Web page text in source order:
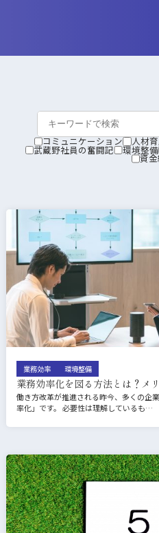
コミュニケーション 人材
武蔵野社員の奮闘記 環境整備
資
業務効率 環境整備
業務効率化を図る方法とは？メ
働き方改革が推進される昨今、多くの企
率化」です。 必要性は理解しているも…